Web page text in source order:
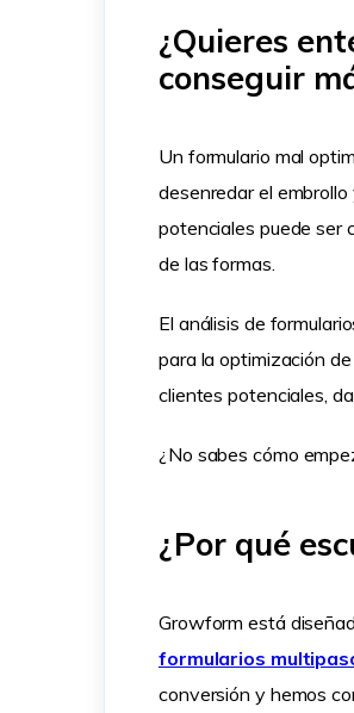
¿Quieres
conseguir
Un formulario mal
desenredar el
potenciales puede ser
de las formas.
El análisis de
para la optimización
clientes potenciales,
¿No sabes cómo
¿Por qué
Growform está
formularios
conversión y hemos